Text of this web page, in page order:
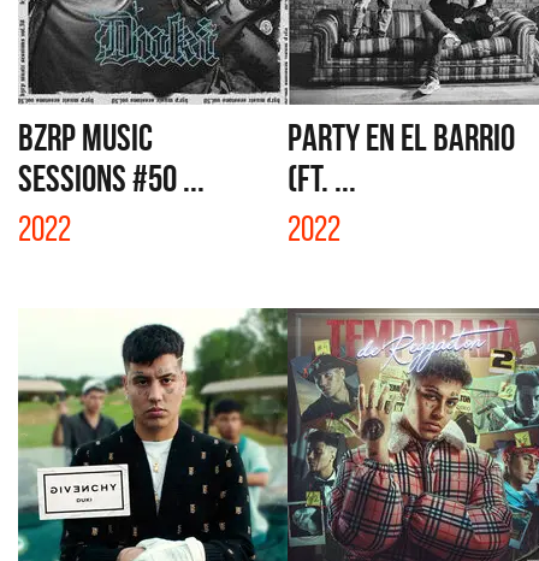
BZRP MUSIC
SESSIONS #50 ...
2022
PARTY EN EL BARRIO
(FT. ...
2022